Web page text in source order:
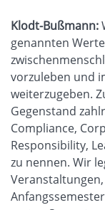
Klodt-Bußmann:
genannten
vorzuleben und
weiterzugeben.
Gegenstand
Compliance,
Responsibility,
zu nennen. Wir